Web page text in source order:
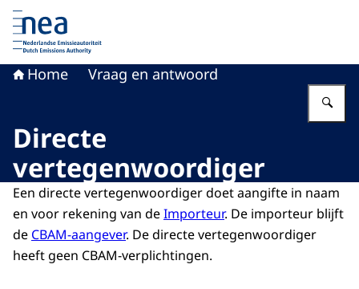
Naar de homepage van Nederlandse Emissieautoriteit
Home Vraag en antwoord
Directe
vertegenwoordiger
Een directe vertegenwoordiger doet aangifte in naam
en voor rekening van deImporteur. De importeur blijft
de CBAM-aangever. De directe vertegenwoordiger
heeft geen CBAM-verplichtingen.